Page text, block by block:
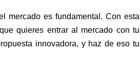
mercado es fundamental. Con esta
quieres entrar al mercado con tu
innovadora, y haz de eso tu